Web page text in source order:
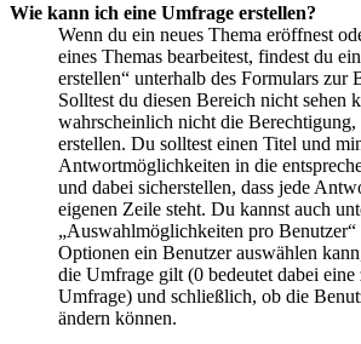
Wie kann ich eine Umfrage erstellen?
Wenn du ein neues Thema eröffnest
eines Themas bearbeitest, findest du
erstellen“ unterhalb des Formulars zur
Solltest du diesen Bereich nicht sehen
wahrscheinlich nicht die Berechtigung,
erstellen. Du solltest einen Titel und
Antwortmöglichkeiten in die
und dabei sicherstellen, dass jede
eigenen Zeile steht. Du kannst auch
„Auswahlmöglichkeiten pro
Optionen ein Benutzer auswählen
die Umfrage gilt (0 bedeutet dabei
Umfrage) und schließlich, ob die
ändern können.